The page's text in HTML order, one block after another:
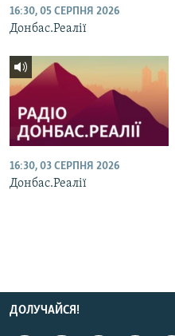
16:30, 05 СЕРПНЯ 2026
Донбас.Реалії
16:30, 03 СЕРПНЯ 2026
Донбас.Реалії
ДОЛУЧАЙСЯ!